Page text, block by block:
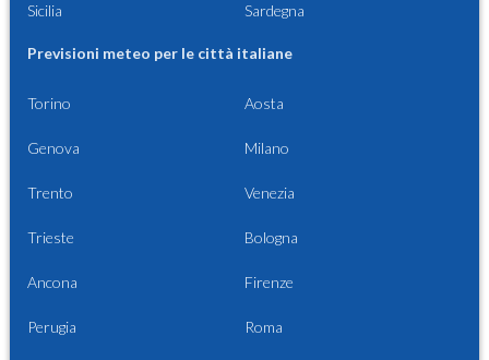
Sicilia Sardegna
Previsioni meteo per le città italiane
Torino Aosta
Genova Milano
Trento Venezia
Trieste Bologna
Ancona Firenze
Perugia Roma